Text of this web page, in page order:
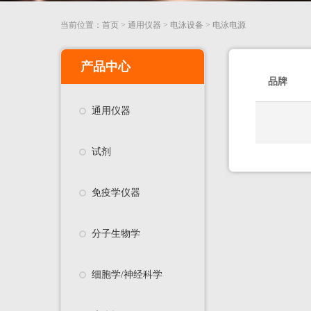
当前位置： 首页 > 通用仪器 > 电泳设备 > 电泳电源
产品中心
通用仪器
试剂
免疫学仪器
分子生物学
细胞学/神经科学
品牌